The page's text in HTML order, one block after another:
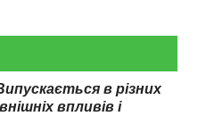
в різних
впливів і